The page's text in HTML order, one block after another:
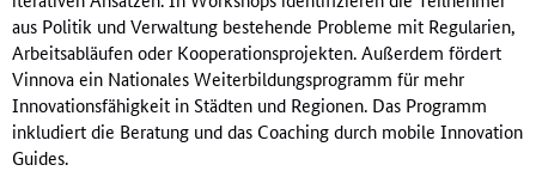
aus Politik und Verwaltung bestehende Probleme mit Regularien,
Arbeitsabläufen oder Kooperationsprojekten. Außerdem fördert
Vinnova ein Nationales Weiterbildungsprogramm für mehr
Innovationsfähigkeit in Städten und Regionen. Das Programm
inkludiert die Beratung und das Coaching durch mobile Innovation
Guides.